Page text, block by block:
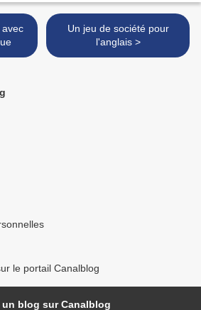
Un jeu de société pour
l'anglais >
le portail Canalblog
un blog sur Canalblog